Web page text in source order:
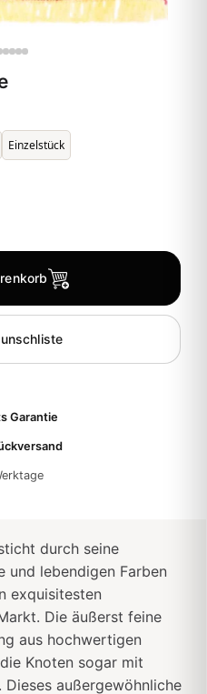
Einzelstück
Garantie
durch seine
und lebendigen Farben
exquisitesten
Die äußerst feine
aus hochwertigen
Knoten sogar mit
außergewöhnliche